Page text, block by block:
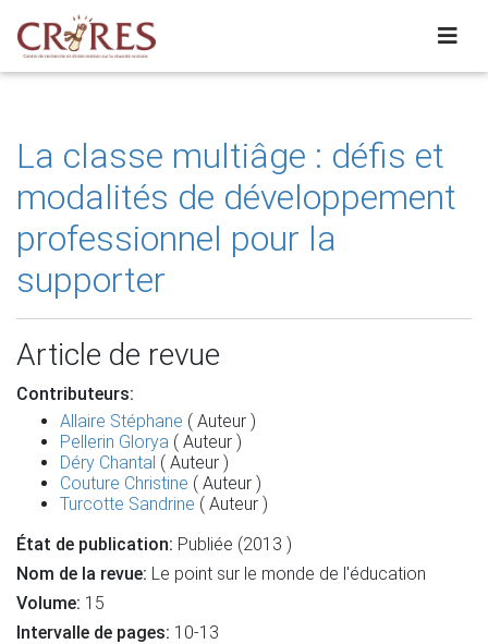
La classe multiâge : défis et
modalités de développement
professionnel pour la
supporter
Article de revue
Contributeurs:
Allaire Stéphane ( Auteur )
Pellerin Glorya ( Auteur )
Déry Chantal ( Auteur )
Couture Christine ( Auteur )
Turcotte Sandrine ( Auteur )
État de publication: Publiée (2013 )
Nom de la revue: Le point sur le monde de l'éducation
Volume: 15
Intervalle de pages: 10-13